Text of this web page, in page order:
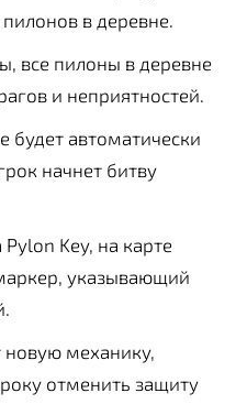
в деревне.
все пилоны в деревне
и неприятностей.
будет автоматически
начнет битву
Key, на карте
указывающий
механику,
отменить защиту